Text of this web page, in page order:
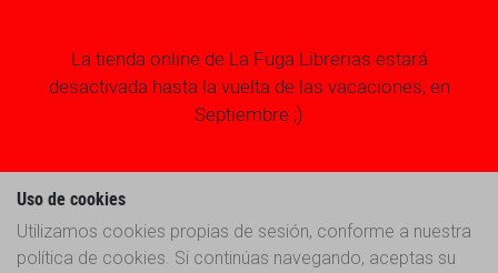
La tienda online de La Fuga Librerias estará
desactivada hasta la vuelta de las vacaciones, en
Septiembre ;)
Uso de cookies
Utilizamos cookies propias de sesión, conforme a nuestra
política de cookies. Si continúas navegando, aceptas su